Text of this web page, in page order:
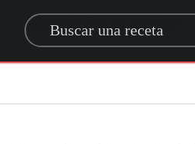
Search for a recipe